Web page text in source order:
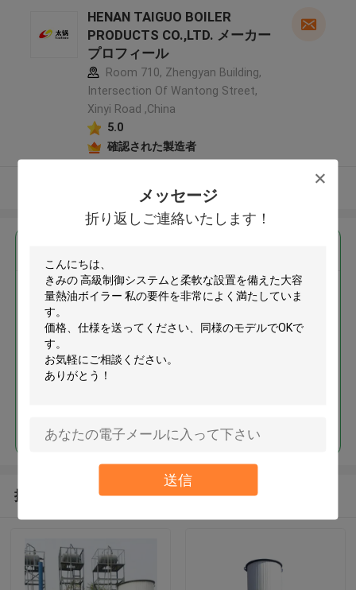
メッセージ
折り返しご連絡いたします！
送信
HENAN TAIGUO BOILER
PRODUCTS CO.,LTD. メーカー
プロフィール
Room 710, Zhengyan Building,
Intersection Of Wantong Street,
Xinyi Road ,China
5.0
確認された製造者
多くを見て下さい
高級制御システムと柔軟な設置
MOQ： 1
推薦されたプロダクト